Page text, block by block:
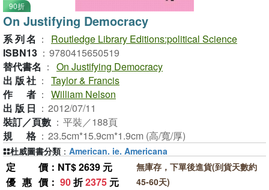
90折
On Justifying Democracy
系列名 ：
Routledge Library Editions:political Science
ISBN13 ： 9780415650519
替代書名 ： On Justifying Democracy
出版社 ： Taylor & Francis
作者 ： William Nelson
出版日 ： 2012/07/11
裝訂／頁數 ： 平裝／188頁
規格 ： 23.5cm*15.9cm*1.9cm (高/寬/厚)
定價 ：NT$ 2639 元
優惠價 ： 90折2375 元
無庫存，下單後進貨(到貨天數約
45-60天)
杜威圖書分類 ： American. ie. Americana